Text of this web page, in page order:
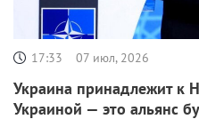
17:33 07 июл, 2026
Украина принадлежит к
Украиной — это альянс